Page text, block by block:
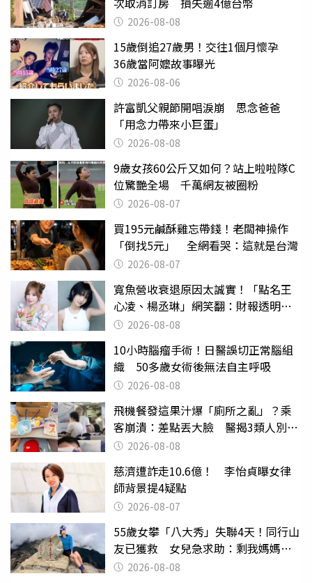
2026-08-08
15歲倒追27歲男！交往1個月懷孕
36歲當阿嬤故事曝光
2026-08-06
許富凱父親節開唱淚崩 思念爸爸
「用念力帶來小巨蛋」
2026-08-08
9歲女孩60公斤又如何？站上啦啦隊C
位驚艷全場 千萬網友被圈粉
2026-08-07
買195元鹹酥雞忘帶錢！老闆神操作
「倒找5元」 全網看哭：這就是台灣
2026-08-07
寬魚營收衰退原因太誠實！「點名王
心凌、楊丞琳」網笑翻：財報透明度
滿分2026-08-08
10小時腦瘤手術！日醫誤切正常腦組
織 50多歲女術後無法自主呼吸
2026-08-08
飛機餐發這果汁爆「廁所之亂」？乘
客崩潰：差點丟大臉 醫揭3類人別亂
喝 2026-08-08
慈濟遭詐走10.6億！ 李怡貞曝女律
師背景提4疑點
2026-08-07
55歲女攀「八大秀」失聯4天！同行山
友已獲救 女兒急求助：剩我媽媽還
沒找到
2026-08-08